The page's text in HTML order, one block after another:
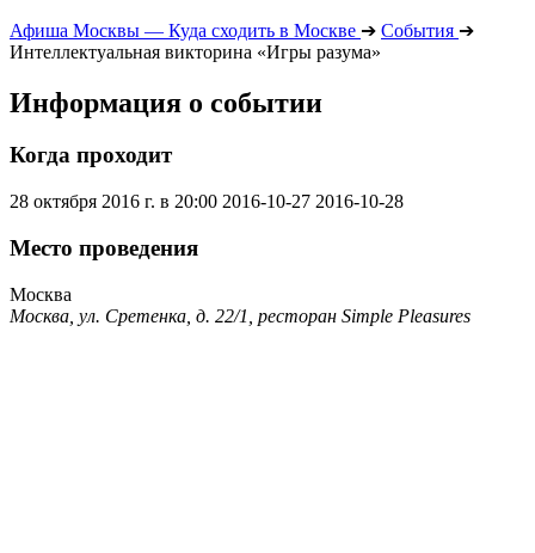
Афиша Москвы — Куда сходить в Москве ➔ События ➔
Интеллектуальная викторина «Игры разума»
Информация о событии
Когда проходит
28 октября 2016 г. в 20:00 2016-10-27 2016-10-28
Место проведения
Москва
Москва, ул. Сретенка, д. 22/1, ресторан Simple Pleasures